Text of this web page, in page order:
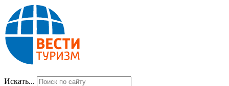
Искать...